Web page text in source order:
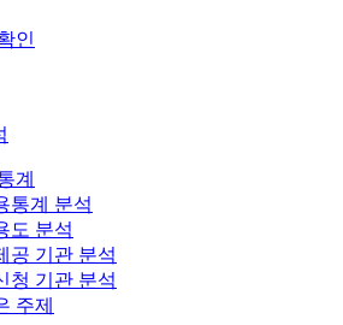
인
계
통계 분석
도 분석
공 기관 분석
청 기관 분석
주제